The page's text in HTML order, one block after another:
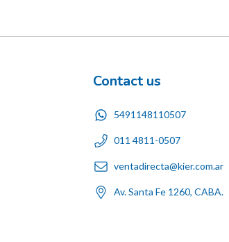
Contact us
5491148110507
011 4811-0507
ventadirecta@kier.com.ar
Av. Santa Fe 1260, CABA.